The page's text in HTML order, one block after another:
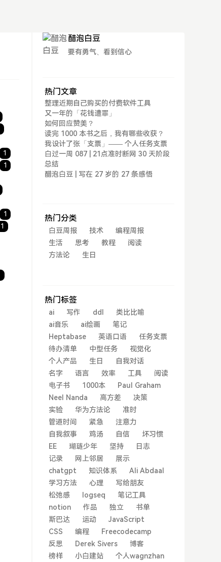
1
1
1
1
醋泡白豆
要有勇气、看到信心
热门文章
整理近期自己购买的付费软件工具
又一年的「花钱遭罪」
如何回应赞美？
读完 1000 本书之后，我有哪些收获？
我设计了张「支票」—— 个人任务支票
白过一周 087 | 21点准时断网 30 天阶段
总结
醋泡白豆 | 写在 27 岁的 27 条感悟
热门分类
白豆周报 技术
编程周报
生活
思考 教程
阅读
方法论
生日
热门标签
ai 写作 ddl
类比比喻
ai音乐
ai绘画
笔记
Heptabase
英语口语
任务支票
待办清单
中型任务
视觉化
个人产品
生日
自我对话
名字
语言 效率 工具
阅读
电子书
1000本
Paul Graham
Neel Nanda
高方差
决策
实验
华为方法论
准时
管道时间
紧急
注意力
自我叙事
鸡汤 自信
坏习惯
EE
瑚琏少年 坚持
日志
记录
网上邻居
展示
chatgpt
知识体系
Ali Abdaal
学习方法
心理
写给朋友
松弛感
logseq
笔记工具
notion
作品 独立
书单
斯巴达
运动
JavaScript
CSS
编程
Freecodecamp
反思
Derek Sivers
博客
榜样
小白建站
个人wagnzhan